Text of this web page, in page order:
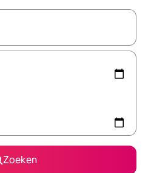
zijn, maak je een keuze
Zoeken